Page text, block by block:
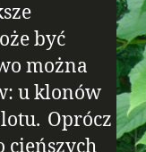
być
można
u klonów
Oprócz
cieńszych